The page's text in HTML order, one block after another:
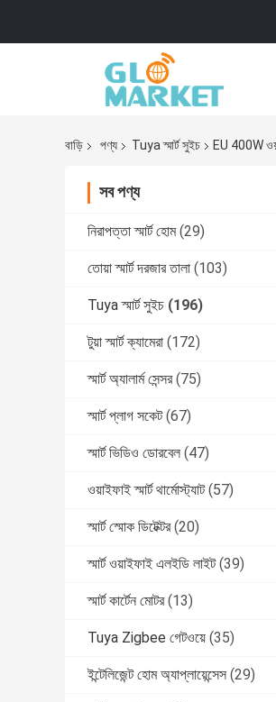
বাড়ি পণ্য Tuya স্মার্ট সুইচ EU 400W
সব পণ্য
নিরাপত্তা স্মার্ট হোম (29)
তোয়া স্মার্ট দরজার তালা (103)
Tuya স্মার্ট সুইচ (196)
টুয়া স্মার্ট ক্যামেরা (172)
স্মার্ট অ্যালার্ম সেন্সর (75)
স্মার্ট প্লাগ সকেট (67)
স্মার্ট ভিডিও ডোরবেল (47)
ওয়াইফাই স্মার্ট থার্মোস্ট্যাট (57)
স্মার্ট স্মোক ডিটেক্টর (20)
স্মার্ট ওয়াইফাই এলইডি লাইট (39)
স্মার্ট কার্টেন মোটর (13)
Tuya Zigbee গেটওয়ে (35)
ইন্টেলিজেন্ট হোম অ্যাপ্লায়েন্সেস (29)